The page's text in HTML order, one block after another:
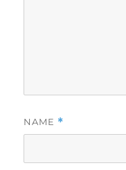
NAME *